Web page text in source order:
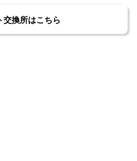
交換所はこちら